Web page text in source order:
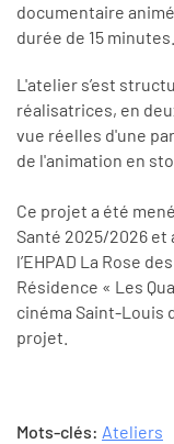
documentaire
durée de 15 minutes.
L'atelier s’est
réalisatrices, en
vue réelles d'une
de l'animation en
Ce projet a été
Santé 2025/2026 et
l’EHPAD La Rose
Résidence « Les
cinéma Saint-Louis
projet.
Mots-clés: Ateliers